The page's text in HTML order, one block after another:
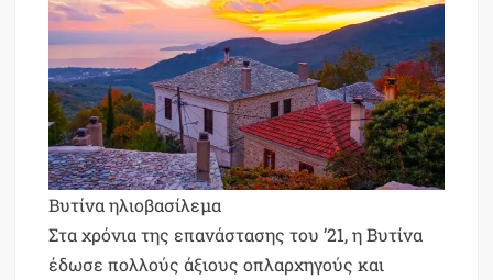
Βυτίνα ηλιοβασίλεμα
Στα χρόνια της επανάστασης του ’21, η Βυτίνα
έδωσε πολλούς άξιους οπλαρχηγούς και